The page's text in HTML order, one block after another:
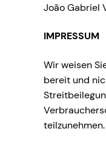
João Gabriel
IMPRESSUM
Wir weisen
bereit und
teilzunehmen.